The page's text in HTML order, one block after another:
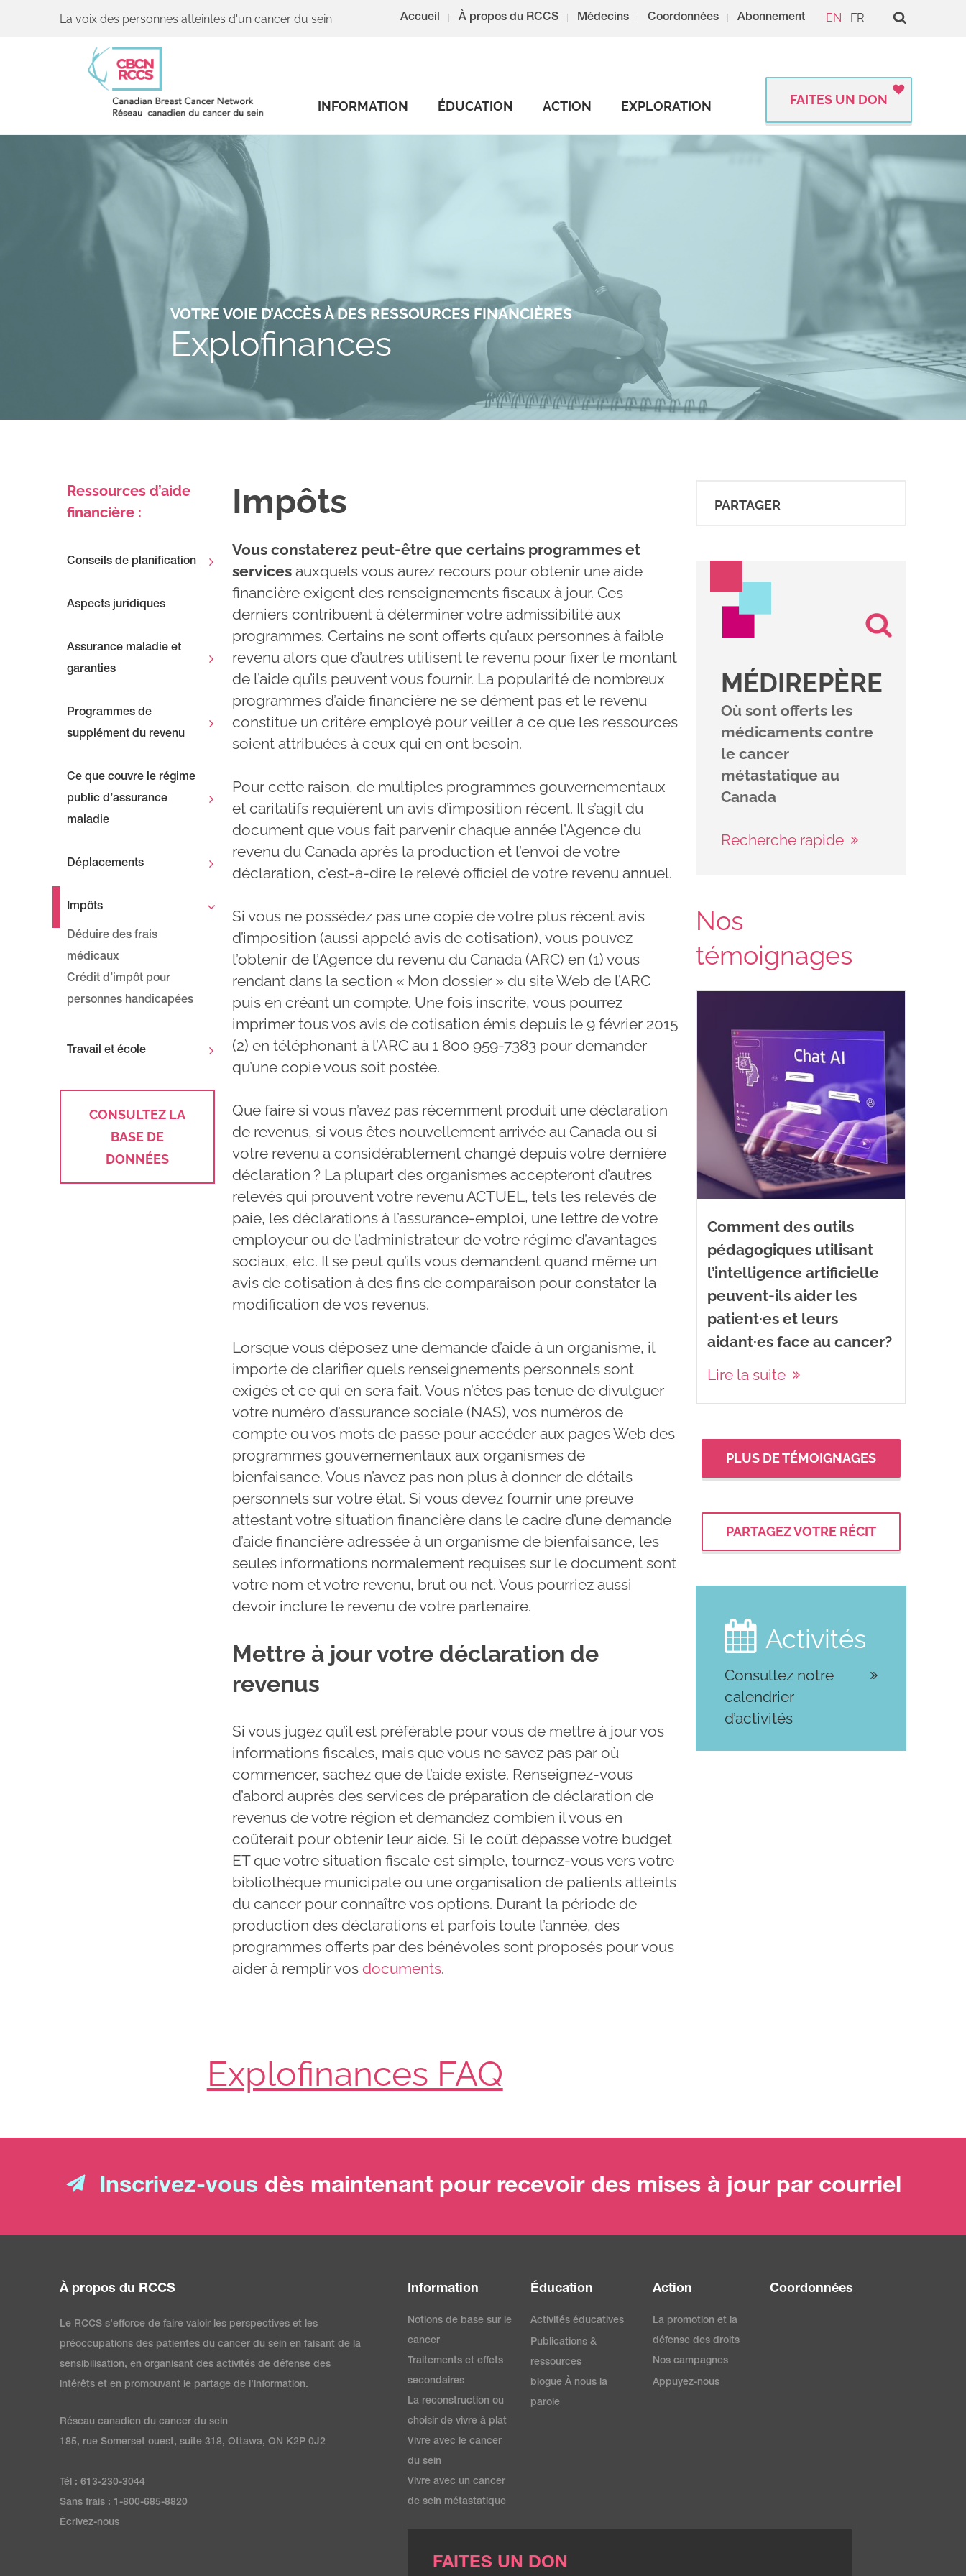
La voix des personnes atteintes d'un cancer du sein Accueil À propos du RCCS Médecins Coordonnées Abonnement EN FR
INFORMATION ÉDUCATION ACTION EXPLORATION FAITES UN DON
VOTRE VOIE D’ACCÈS À DES RESSOURCES FINANCIÈRES
Explofinances
Ressources d’aide
financière :
Conseils de planification
Aspects juridiques
Assurance maladie et
garanties
Programmes de
supplément du revenu
Ce que couvre le régime
public d’assurance
maladie
Déplacements
Impôts
Déduire des frais
médicaux
Crédit d’impôt pour
personnes handicapées
Travail et école
CONSULTEZ LA
BASE DE
DONNÉES
Impôts
Vous constaterez peut-être que certains programmes et
services auxquels vous aurez recours pour obtenir une aide
financière exigent des renseignements fiscaux à jour. Ces
derniers contribuent à déterminer votre admissibilité aux
programmes. Certains ne sont offerts qu’aux personnes à faible
revenu alors que d’autres utilisent le revenu pour fixer le montant
de l’aide qu’ils peuvent vous fournir. La popularité de nombreux
programmes d’aide financière ne se dément pas et le revenu
constitue un critère employé pour veiller à ce que les ressources
soient attribuées à ceux qui en ont besoin.
Pour cette raison, de multiples programmes gouvernementaux
et caritatifs requièrent un avis d’imposition récent. Il s’agit du
document que vous fait parvenir chaque année l’Agence du
revenu du Canada après la production et l’envoi de votre
déclaration, c’est-à-dire le relevé officiel de votre revenu annuel.
Si vous ne possédez pas une copie de votre plus récent avis
d’imposition (aussi appelé avis de cotisation), vous pouvez
l’obtenir de l’Agence du revenu du Canada (ARC) en (1) vous
rendant dans la section « Mon dossier » du site Web de l’ARC
puis en créant un compte. Une fois inscrite, vous pourrez
imprimer tous vos avis de cotisation émis depuis le 9 février 2015
(2) en téléphonant à l’ARC au 1 800 959-7383 pour demander
qu’une copie vous soit postée.
Que faire si vous n’avez pas récemment produit une déclaration
de revenus, si vous êtes nouvellement arrivée au Canada ou si
votre revenu a considérablement changé depuis votre dernière
déclaration ? La plupart des organismes accepteront d’autres
relevés qui prouvent votre revenu ACTUEL, tels les relevés de
paie, les déclarations à l’assurance-emploi, une lettre de votre
employeur ou de l’administrateur de votre régime d’avantages
sociaux, etc. Il se peut qu’ils vous demandent quand même un
avis de cotisation à des fins de comparaison pour constater la
modification de vos revenus.
Lorsque vous déposez une demande d’aide à un organisme, il
importe de clarifier quels renseignements personnels sont
exigés et ce qui en sera fait. Vous n’êtes pas tenue de divulguer
votre numéro d’assurance sociale (NAS), vos numéros de
compte ou vos mots de passe pour accéder aux pages Web des
programmes gouvernementaux aux organismes de
bienfaisance. Vous n’avez pas non plus à donner de détails
personnels sur votre état. Si vous devez fournir une preuve
attestant votre situation financière dans le cadre d’une demande
d’aide financière adressée à un organisme de bienfaisance, les
seules informations normalement requises sur le document sont
votre nom et votre revenu, brut ou net. Vous pourriez aussi
devoir inclure le revenu de votre partenaire.
Mettre à jour votre déclaration de
revenus
Si vous jugez qu’il est préférable pour vous de mettre à jour vos
informations fiscales, mais que vous ne savez pas par où
commencer, sachez que de l’aide existe. Renseignez-vous
d’abord auprès des services de préparation de déclaration de
revenus de votre région et demandez combien il vous en
coûterait pour obtenir leur aide. Si le coût dépasse votre budget
ET que votre situation fiscale est simple, tournez-vous vers votre
bibliothèque municipale ou une organisation de patients atteints
du cancer pour connaître vos options. Durant la période de
production des déclarations et parfois toute l’année, des
programmes offerts par des bénévoles sont proposés pour vous
aider à remplir vosdocuments.
PARTAGER
MÉDIREPÈRE
Où sont offerts les
médicaments contre
le cancer
métastatique au
Canada
Recherche rapide
Nos
témoignages
Comment des outils
pédagogiques utilisant
l’intelligence artificielle
peuvent-ils aider les
patient·es et leurs
aidant·es face au cancer?
Lire la suite
PLUS DE TÉMOIGNAGES
PARTAGEZ VOTRE RÉCIT
 Activités
Consultez notre
calendrier
d’activités
Explofinances FAQ
Inscrivez-vous dès maintenant pour recevoir des mises à jour par courriel
À propos du RCCS
Le RCCS s’efforce de faire valoir les perspectives et les
préoccupations des patientes du cancer du sein en faisant de la
sensibilisation, en organisant des activités de défense des
intérêts et en promouvant le partage de l’information.
Réseau canadien du cancer du sein
185, rue Somerset ouest, suite 318, Ottawa, ON K2P 0J2
Tél : 613-230-3044
Sans frais : 1-800-685-8820
Écrivez-nous
Information
Notions de base sur le
cancer
Traitements et effets
secondaires
La reconstruction ou
choisir de vivre à plat
Vivre avec le cancer
du sein
Vivre avec un cancer
de sein métastatique
Éducation
Activités éducatives
Publications &
ressources
blogue À nous la
parole
Action
La promotion et la
défense des droits
Nos campagnes
Appuyez-nous
Coordonnées
FAITES UN DON